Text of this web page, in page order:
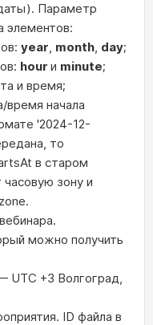
Параметр
элементов:
year, month, day;
hour и minute;
и время;
время начала
'2024-12-
то
в старом
зону и
можно получить
UTC +3 Волгоград,
ID файла в